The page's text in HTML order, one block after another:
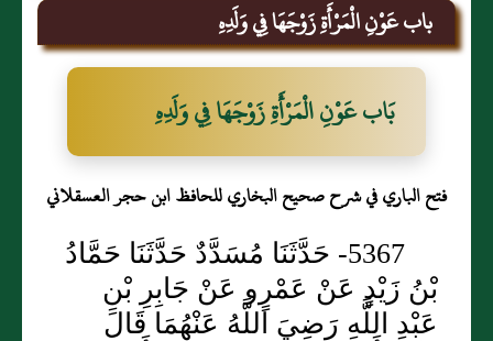
باب عَوْنِ الْمَرْأَةِ زَوْجَهَا فِي وَلَدِهِ
بَاب عَوْنِ الْمَرْأَةِ زَوْجَهَا فِي وَلَدِهِ
فتح الباري في شرح صحيح البخاري للحافظ ابن حجر العسقلاني
5367- حَدَّثَنَا مُسَدَّدٌ حَدَّثَنَا حَمَّادُ
بْنُ زَيْدٍ عَنْ عَمْرٍو عَنْ جَابِرِ بْنِ
عَبْدِ اللَّهِ رَضِيَ اللَّهُ عَنْهُمَا قَالَ